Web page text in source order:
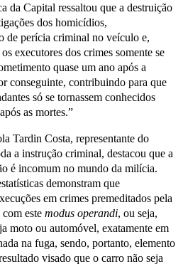
da Capital ressaltou que a destruição
dos homicídios,
de perícia criminal no veículo e,
executores dos crimes somente se
quase um ano após a
conseguinte, contribuindo para que
só se tornassem conhecidos
as mortes.”
Tardin Costa, representante do
a instrução criminal, destacou que a
é incomum no mundo da milícia.
demonstram que
em crimes premeditados pela
este modus operandi, ou seja,
moto ou automóvel, exatamente em
na fuga, sendo, portanto, elemento
visado que o carro não seja